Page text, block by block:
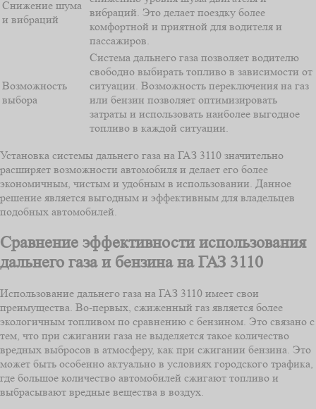
Снижение шума
и вибраций
вибраций. Это делает поездку более
комфортной и приятной для водителя и
пассажиров.
Возможность
выбора
Система дальнего газа позволяет водителю
свободно выбирать топливо в зависимости от
ситуации. Возможность переключения на газ
или бензин позволяет оптимизировать
затраты и использовать наиболее выгодное
топливо в каждой ситуации.
Установка системы дальнего газа на ГАЗ 3110 значительно
расширяет возможности автомобиля и делает его более
экономичным, чистым и удобным в использовании. Данное
решение является выгодным и эффективным для владельцев
подобных автомобилей.
Сравнение эффективности использования
дальнего газа и бензина на ГАЗ 3110
Использование дальнего газа на ГАЗ 3110 имеет свои
преимущества. Во-первых, сжиженный газ является более
экологичным топливом по сравнению с бензином. Это связано с
тем, что при сжигании газа не выделяется такое количество
вредных выбросов в атмосферу, как при сжигании бензина. Это
может быть особенно актуально в условиях городского трафика,
где большое количество автомобилей сжигают топливо и
выбрасывают вредные вещества в воздух.